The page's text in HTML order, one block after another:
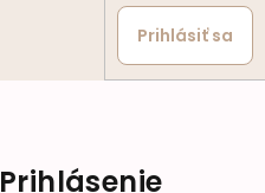
Prihlásiť sa
Prihlásenie